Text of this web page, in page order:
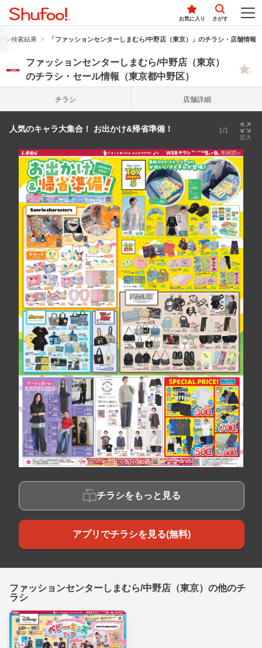
お気に入り さがす
シ検索結果 「ファッションセンターしまむら/中野店（東京）」のチラシ・店舗情報
ファッションセンターしまむら/中野店（東京）
のチラシ・セール情報（東京都中野区）
チラシ 店舗詳細
人気のキャラ大集合！ お出かけ&帰省準備！ 1/1
拡大
チラシをもっと見る
アプリでチラシを見る(無料)
ファッションセンターしまむら/中野店（東京）の他のチ
ラシ